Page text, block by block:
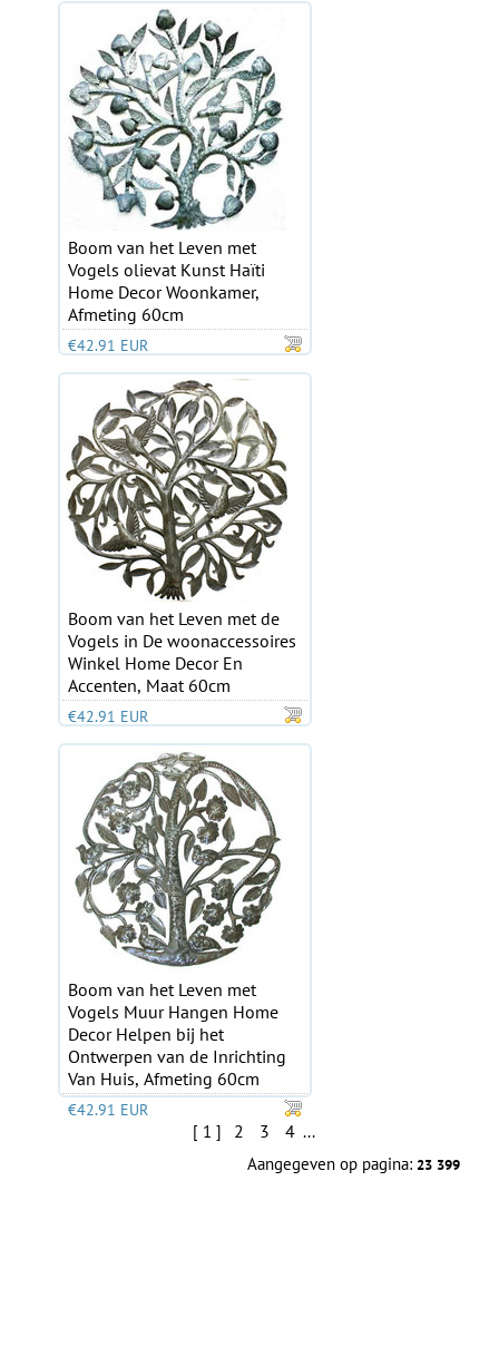
€111.63 EUR
Boom van het Leven met
Vogels olievat Kunst Haïti
Home Decor Woonkamer,
Afmeting 60cm
€42.91 EUR
Boom van het Leven met de
Vogels in De woonaccessoires
Winkel Home Decor En
Accenten, Maat 60cm
€42.91 EUR
Boom van het Leven met
Vogels Muur Hangen Home
Decor Helpen bij het
Ontwerpen van de Inrichting
Van Huis, Afmeting 60cm
€42.91 EUR
[ 1 ] 2 3 4 ...
Aangegeven op pagina: 23 399